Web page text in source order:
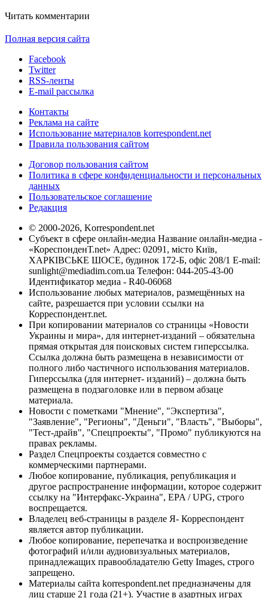
Читать комментарии
Полная версия сайта
Facebook
Twitter
RSS-ленты
E-mail рассылка
Контакты
Реклама на сайте
Использование материалов korrespondent.net
Правила пользования сайтом
Договор пользования сайтом
Политика в сфере конфиденциальности и персональных
данных
Пользовательское соглашение
Редакция
© 2000-2026, Korrespondent.net
Субъект в сфере онлайн-медиа Название онлайн-медиа -
«КореспонденТ.net» Адрес: 02091, місто Київ,
ХАРКІВСЬКЕ ШОСЕ, будинок 172-Б, офіс 208/1 E-mail:
sunlight@mediadim.com.ua Телефон: 044-205-43-00
Идентификатор медиа - R40-06068
Использование любых материалов, размещённых на
сайте, разрешается при условии ссылки на
Корреспондент.net.
При копировании материалов со страницы «Новости
Украины и мира», для интернет-изданий – обязательна
прямая открытая для поисковых систем гиперссылка.
Ссылка должна быть размещена в независимости от
полного либо частичного использования материалов.
Гиперссылка (для интернет- изданий) – должна быть
размещена в подзаголовке или в первом абзаце
материала.
Новости с пометками "Мнение", "Экспертиза",
"Заявление", "Регионы", "Деньги", "Власть", "Выборы",
"Тест-драйв", "Спецпроекты", "Промо" публикуются на
правах рекламы.
Раздел Спецпроекты создается совместно с
коммерческими партнерами.
Любое копирование, публикация, републикация и
другое распространение информации, которое содержит
ссылку на "Интерфакс-Украина", EPA / UPG, строго
воспрещается.
Владелец веб-страницы в разделе Я- Корреспондент
является автор публикации.
Любое копирование, перепечатка и воспроизведение
фотографий и/или аудиовизуальных материалов,
принадлежащих правообладателю Getty Images, строго
запрещено.
Материалы сайта korrespondent.net предназначены для
лиц старше 21 года (21+). Участие в азартных играх